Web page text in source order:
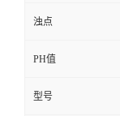
浊点
PH值
型号